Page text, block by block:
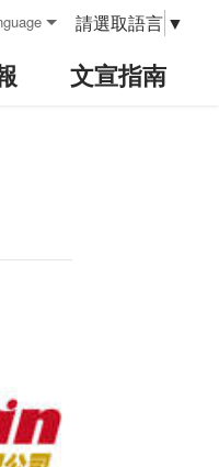
請選取語言 ▼
文宣指南